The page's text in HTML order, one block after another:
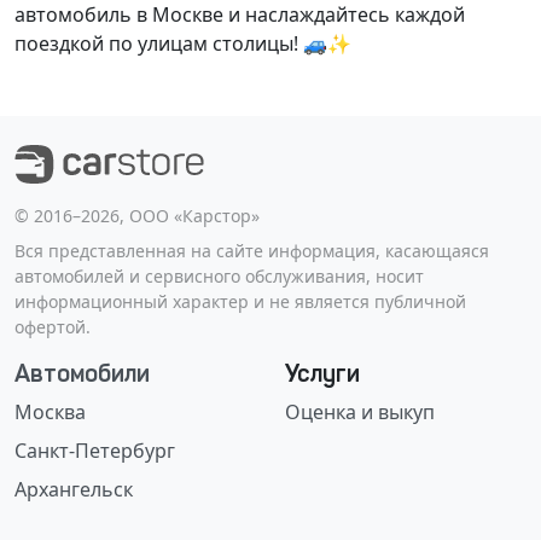
автомобиль в Москве и наслаждайтесь каждой
поездкой по улицам столицы! 🚙✨
©️ 2016–2026, ООО «Карстор»
Вся представленная на сайте информация, касающаяся
автомобилей и сервисного обслуживания, носит
информационный характер и не является публичной
офертой.
Автомобили
Москва
Санкт-Петербург
Архангельск
Услуги
Оценка и выкуп